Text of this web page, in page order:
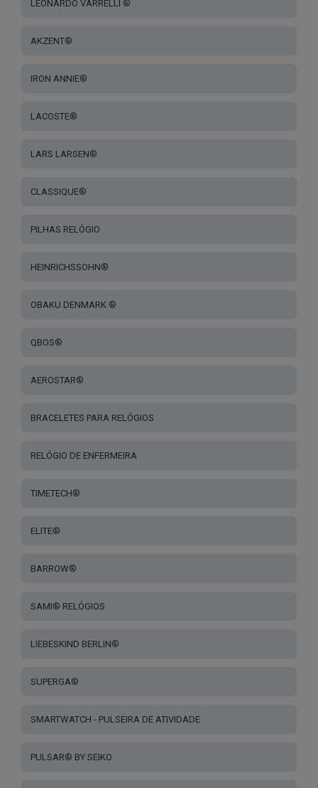
LEONARDO VARRELLI ®
AKZENT®
IRON ANNIE®
LACOSTE®
LARS LARSEN®
CLASSIQUE®
PILHAS RELÓGIO
HEINRICHSSOHN®
OBAKU DENMARK ®
QBOS®
AEROSTAR®
BRACELETES PARA RELÓGIOS
RELÓGIO DE ENFERMEIRA
TIMETECH®
ELITE®
BARROW®
SAMI® RELÓGIOS
LIEBESKIND BERLIN®
SUPERGA®
SMARTWATCH - PULSEIRA DE ATIVIDADE
PULSAR® BY SEIKO